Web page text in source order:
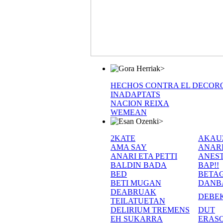
>
HECHOS CONTRA EL
INADAPTATS
NACION REIXA
WEMEAN
>
2KATE
AMA SAY
ANARI ETA PETTI
BALDIN BADA
BAP!!
BED
BETI MUGAN
DEABRUAK
TEILATUETAN
DELIRIUM TREMENS
DUT
EH SUKARRA